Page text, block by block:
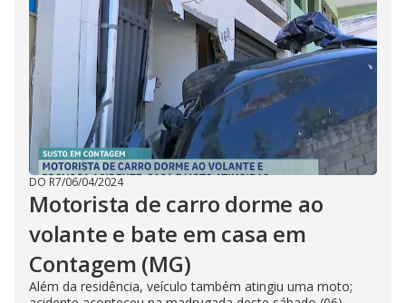
DO R7/06/04/2024
Motorista de carro dorme ao
volante e bate em casa em
Contagem (MG)
Além da residência, veículo também atingiu uma moto;